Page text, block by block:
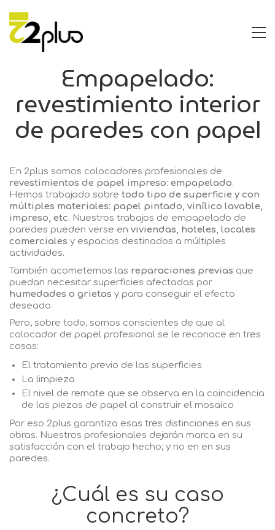
Empapelado:
revestimiento interior
de paredes con papel
En 2plus somos colocadores profesionales de
revestimientos de papel impreso: empapelado.
Hemos trabajado sobre todo tipo de superficie y con
múltiples materiales: papel pintado, vinílico lavable,
impreso, etc. Nuestros trabajos de empapelado de
paredes pueden verse en viviendas, hoteles, locales
comerciales y espacios destinados a múltiples
actividades.
También acometemos las reparaciones previas que
puedan necesitar superficies afectadas por
humedades o grietas y para conseguir el efecto
deseado.
Pero, sobre todo, somos conscientes de que al
colocador de papel profesional se le reconoce en tres
cosas:
El tratamiento previo de las superficies
La limpieza
El nivel de remate que se observa en la coincidencia
de las piezas de papel al construir el mosaico
Por eso 2plus garantiza esas tres distinciones en sus
obras. Nuestros profesionales dejarán marca en su
satisfacción con el trabajo hecho; y no en en sus
paredes.
¿Cuál es su caso
concreto?